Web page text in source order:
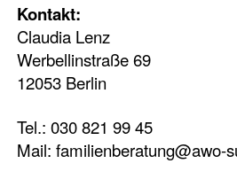
Kontakt:
Claudia Lenz
Werbellinstraße 69
12053 Berlin
Tel.: 030 821 99 45
Mail: familienberatung@awo-